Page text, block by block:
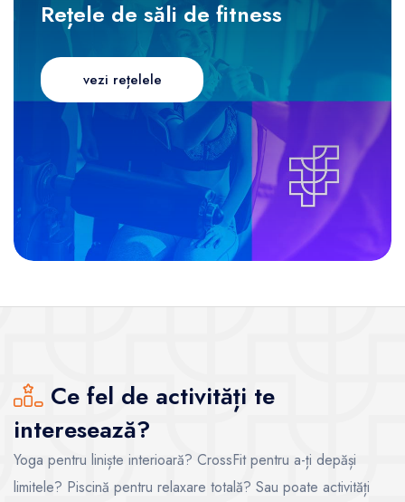
Rețele de săli de fitness
vezi rețelele
Ce fel de activități te
interesează?
Yoga pentru liniște interioară? CrossFit pentru a-ți depăși
limitele? Piscină pentru relaxare totală? Sau poate activități